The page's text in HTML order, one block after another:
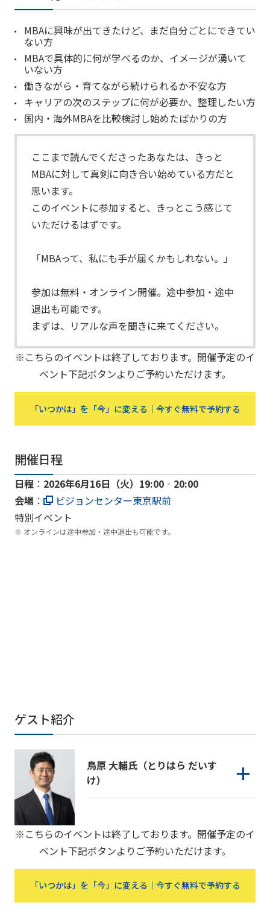
MBAに興味が出てきたけど、まだ自分ごとにできてい
ない方
MBAで具体的に何が学べるのか、イメージが湧いて
いない方
働きながら・育てながら続けられるか不安な方
キャリアの次のステップに何が必要か、整理したい方
国内・海外MBAを比較検討し始めたばかりの方
ここまで読んでくださったあなたは、きっと
MBAに対して真剣に向き合い始めている方だと
思います。
このイベントに参加すると、きっとこう感じて
いただけるはずです。
「MBAって、私にも手が届くかもしれない。」
参加は無料・オンライン開催。途中参加・途中
退出も可能です。
まずは、リアルな声を聞きに来てください。
※こちらのイベントは終了しております。開催予定のイ
ベント下記ボタンよりご予約いただけます。
「いつかは」を「今」に変える｜今すぐ無料で予約する
開催日程
日程： 2026年6月16日（火）19:00‐20:00
会場：
ビジョンセンター東京駅前
特別イベント
オンラインは途中参加・途中退出も可能です。
ゲスト紹介
鳥原 大輔氏（とりはら だいす
け）
※こちらのイベントは終了しております。開催予定のイ
ベント下記ボタンよりご予約いただけます。
「いつかは」を「今」に変える｜今すぐ無料で予約する